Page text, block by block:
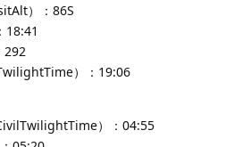
）：86S
18:41
292
）：19:06
）：04:55